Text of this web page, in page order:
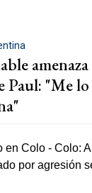
amenaza
Paul: "Me